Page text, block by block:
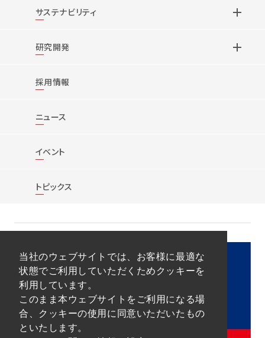
当社のウェブサイトでは、お客様に最適な
状態でご利用していただくためクッキーを
利用しています。
このまま本ウェブサイトをご利用になる場
合、クッキーの使用に同意いただいたもの
といたします。
サステナビリティ
研究開発
採用情報
ニュース
イベント
トピックス